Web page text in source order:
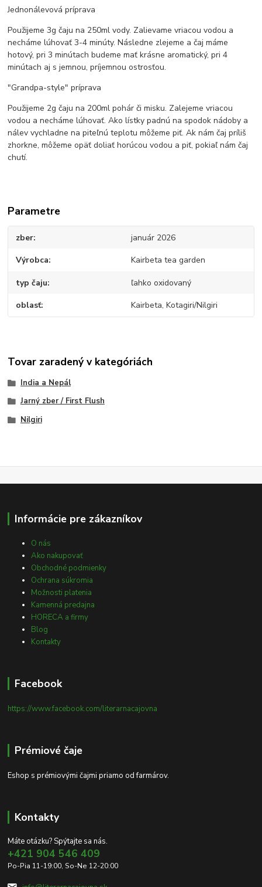
Jednonálevová príprava
Použijeme 3g čaju na 250ml vody. Zalievame vriacou vodou a
necháme lúhovať 3-4 minúty. Následne zlejeme a čaj máme
hotový, pri 3 minútach budeme mať krásne aromatický, pri 4
minútach aj s jemnou, príjemnou ostrosťou.
"Grandpa-style" príprava
Použijeme 2g čaju na 200ml pohár či misku. Zalejeme vriacou
vodou a necháme lúhovať. Ako lístky padnú na spodok nádoby a
nálev vychladne na piteľnú teplotu môžeme piť. Ak nám čaj príliš
zhorkne, môžeme opäť doliať horúcou vodou a piť, pokiaľ nám čaj
chutí.
Parametre
zber január 2026
Výrobca Kairbeta tea garden
typ čaju ľahko oxidovaný
oblasť Kairbeta, Kotagiri/Nilgiri
Tovar zaradený v kategóriách
India a Nepál
Jarný zber / First Flush
Nilgiri
Informácie pre zákazníkov
O nás
Ako nakupovať
Obchodné podmienky
Ochrana súkromia
Možnosti platenia
Kamenná predajna
HORECA a firmy
Blog
Kontakty
Facebook
https://www.facebook.com/literarnacajovna
Prémiové čaje
Eshop s prémiovými čajmi priamo od farmárov.
Kontakty
Máte otázku? Spýtajte sa nás.
+421 904 546 409
Po-Pia 11-19:00, So-Ne 12-20:00